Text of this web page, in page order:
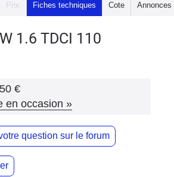
Prix Fiches techniques Cote Annonces
1.6 TDCI 110
€
en occasion »
question sur le forum